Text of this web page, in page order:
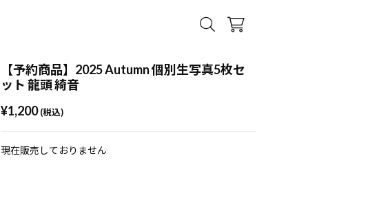
【予約商品】2025 Autumn 個別生写真5枚セ
ット 龍頭 綺音
¥1,200 (税込)
現在販売しておりません